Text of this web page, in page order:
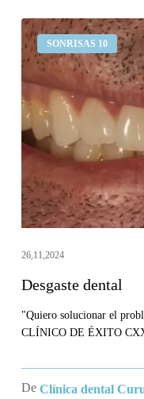
SONRISAS 10
Desgaste
dental
26,11,2024
Desgaste dental
"Quiero solucionar el
CLÍNICO DE ÉXITO
De Clínica dental